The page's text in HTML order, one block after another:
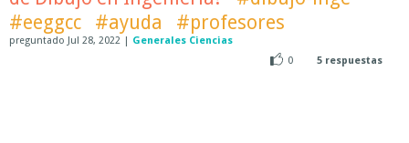
#eeggcc
#ayuda #profesores
preguntado Jul 28, 2022 | Generales Ciencias
0
5 respuestas